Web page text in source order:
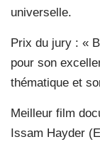
universelle.
Prix du jury : «
pour son
thématique et
Meilleur film
Issam Hayder